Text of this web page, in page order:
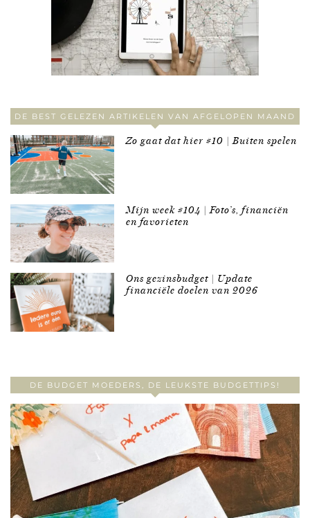
DE BEST GELEZEN ARTIKELEN VAN AFGELOPEN MAAND
Zo gaat dat hier #10 | Buiten spelen
Mijn week #104 | Foto’s, financiën
en favorieten
Ons gezinsbudget | Update
financiële doelen van 2026
DE BUDGET MOEDERS, DE LEUKSTE BUDGETTIPS!